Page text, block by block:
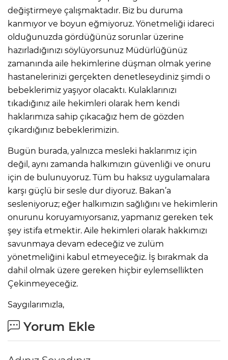
değiştirmeye çalışmaktadır. Biz bu duruma
kanmıyor ve boyun eğmiyoruz. Yönetmeliği idareci
olduğunuzda gördüğünüz sorunlar üzerine
hazırladığınızı söylüyorsunuz Müdürlüğünüz
zamanında aile hekimlerine düşman olmak yerine
hastanelerinizi gerçekten denetleseydiniz şimdi o
bebeklerimiz yaşıyor olacaktı. Kulaklarınızı
tıkadığınız aile hekimleri olarak hem kendi
haklarımıza sahip çıkacağız hem de gözden
çıkardığınız bebeklerimizin.
Bugün burada, yalnızca mesleki haklarımız için
değil, aynı zamanda halkımızın güvenliği ve onuru
için de bulunuyoruz. Tüm bu haksız uygulamalara
karşı güçlü bir sesle dur diyoruz. Bakan’a
sesleniyoruz; eğer halkımızın sağlığını ve hekimlerin
onurunu koruyamıyorsanız, yapmanız gereken tek
şey istifa etmektir. Aile hekimleri olarak hakkımızı
savunmaya devam edeceğiz ve zulüm
yönetmeliğini kabul etmeyeceğiz. İş bırakmak da
dahil olmak üzere gereken hiçbir eylemsellikten
Çekinmeyeceğiz.
Saygılarımızla,
Yorum Ekle